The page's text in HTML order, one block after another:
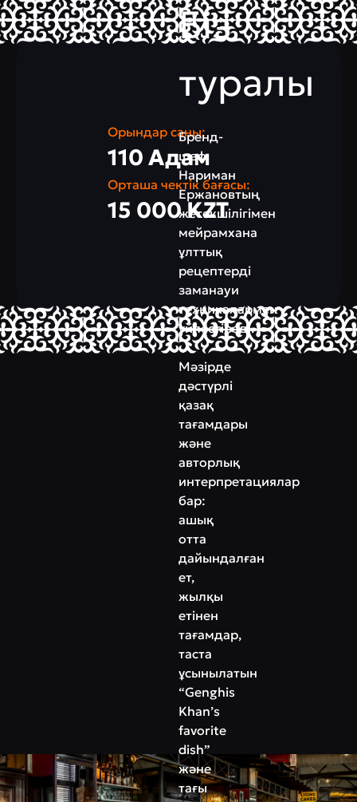
Біз
туралы
Бренд-
шеф
Нариман
Ержановтың
жетекшілігімен
мейрамхана
ұлттық
рецептерді
заманауи
техникалармен
үйлестіреді.
Мәзірде
дәстүрлі
қазақ
тағамдары
және
авторлық
интерпретациялар
бар:
ашық
отта
дайындалған
ет,
жылқы
етінен
тағамдар,
таста
ұсынылатын
“Genghis
Khan’s
favorite
dish”
және
тағы
Орындар саны:
110 Адам
Орташа чектік бағасы:
15 000 KZT